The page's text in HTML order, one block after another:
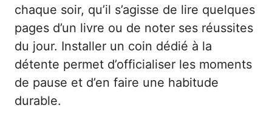
chaque soir, qu’il s’agisse de lire quelques
pages d’un livre ou de noter ses réussites
du jour. Installer un coin dédié à la
détente permet d’officialiser les moments
de pause et d’en faire une habitude
durable.